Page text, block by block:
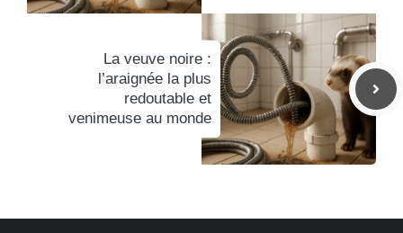
La veuve noire :
l’araignée la plus
redoutable et
venimeuse au monde